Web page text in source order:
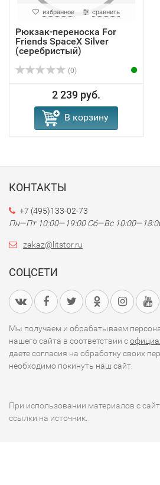
избранное сравнить
Рюкзак-переноска For
Friends SpaceX Silver
(серебристый)
(0)
2 239 руб.
В корзину
КОНТАКТЫ
+7 (495)133-02-73
Пн—Пт 10:00—19:00 Сб—Вс
zakaz@litstor.ru
СОЦСЕТИ
Мы получаем и обрабатываем
нашего сайта в соответствии с
даете согласия на обработку своих
необходимо покинуть наш сайт.
При использовании материалов с
ссылки на источник.